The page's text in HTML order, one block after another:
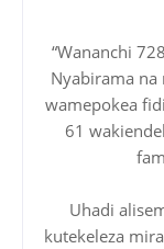
“Wananchi
Nyabirama
wamepokea
61
Uhadi
kutekeleza